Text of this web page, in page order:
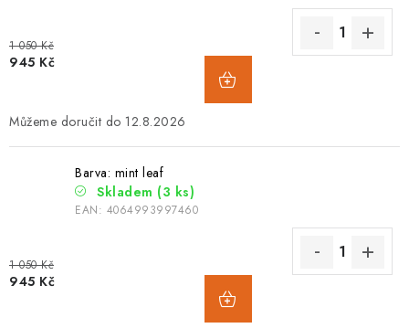
1 050 Kč
945 Kč
12.8.2026
Barva: mint leaf
Skladem (3 ks)
EAN: 4064993997460
1 050 Kč
945 Kč